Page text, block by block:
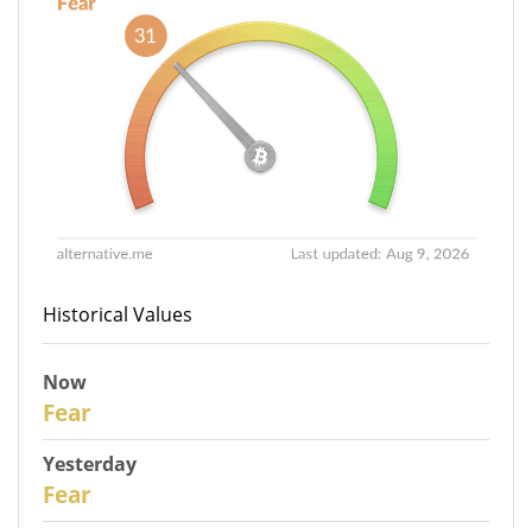
Historical Values
Now
Fear
Yesterday
Fear